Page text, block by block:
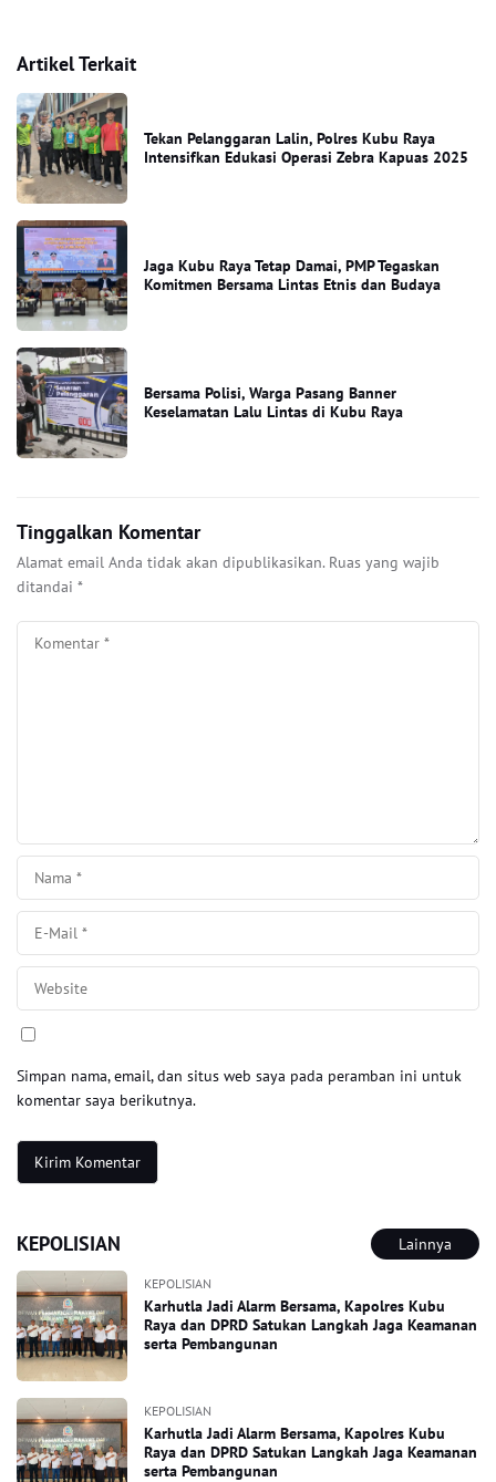
Artikel Terkait
Tekan Pelanggaran Lalin, Polres Kubu Raya
Intensifkan Edukasi Operasi Zebra Kapuas 2025
Jaga Kubu Raya Tetap Damai, PMP Tegaskan
Komitmen Bersama Lintas Etnis dan Budaya
Bersama Polisi, Warga Pasang Banner
Keselamatan Lalu Lintas di Kubu Raya
Tinggalkan Komentar
Alamat email Anda tidak akan dipublikasikan. Ruas yang wajib
ditandai *
Simpan nama, email, dan situs web saya pada peramban ini untuk
komentar saya berikutnya.
KEPOLISIAN Lainnya
KEPOLISIAN
Karhutla Jadi Alarm Bersama, Kapolres Kubu
Raya dan DPRD Satukan Langkah Jaga Keamanan
serta Pembangunan
KEPOLISIAN
Karhutla Jadi Alarm Bersama, Kapolres Kubu
Raya dan DPRD Satukan Langkah Jaga Keamanan
serta Pembangunan